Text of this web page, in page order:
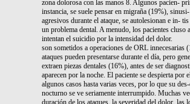
zona dolorosa con las manos 8. Algunos pacien-
instancia, se suele pensar en migraña (19%),
agresivos durante el ataque, se autolesionan e in-
un problema dental. A menudo, los pacientes cluso
intentan el suicidio por la intensidad del dolor.
son sometidos a operaciones de ORL innecesarias
ataques pueden presentarse durante el día, pero
extraen piezas dentales (16%), antes de ser
aparecen por la noche. El paciente se despierta por
algunos casos hasta varias veces, por lo que su
nocturno se ve seriamente interrumpido. Muchas
duración de los ataques, la severidad del dolor, las